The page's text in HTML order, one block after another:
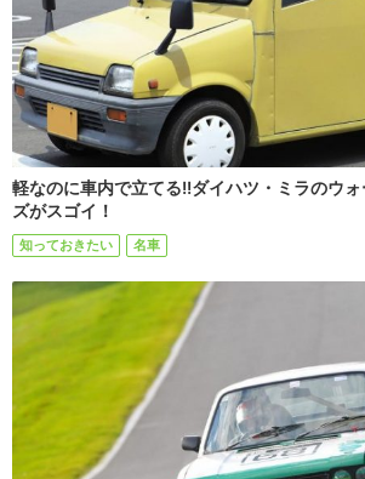
軽なのに車内で立てる!!ダイハツ・ミラのウ
ズがスゴイ！
知っておきたい 名車